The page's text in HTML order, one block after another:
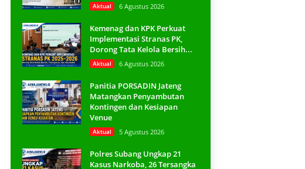
Aktual 6 Agustus 2026
Kemenag dan KPK Perkuat
Implementasi Stranas PK,
Dorong Tata Kelola Bersih...
Aktual 6 Agustus 2026
Panitia PORSADIN Jateng
Matangkan Penyambutan
Kontingen dan Kesiapan
Venue
Aktual 5 Agustus 2026
Polres Subang Ungkap 21
Kasus Narkoba, 26 Tersangka